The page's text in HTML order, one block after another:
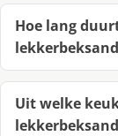
Hoe lang
Uit welke